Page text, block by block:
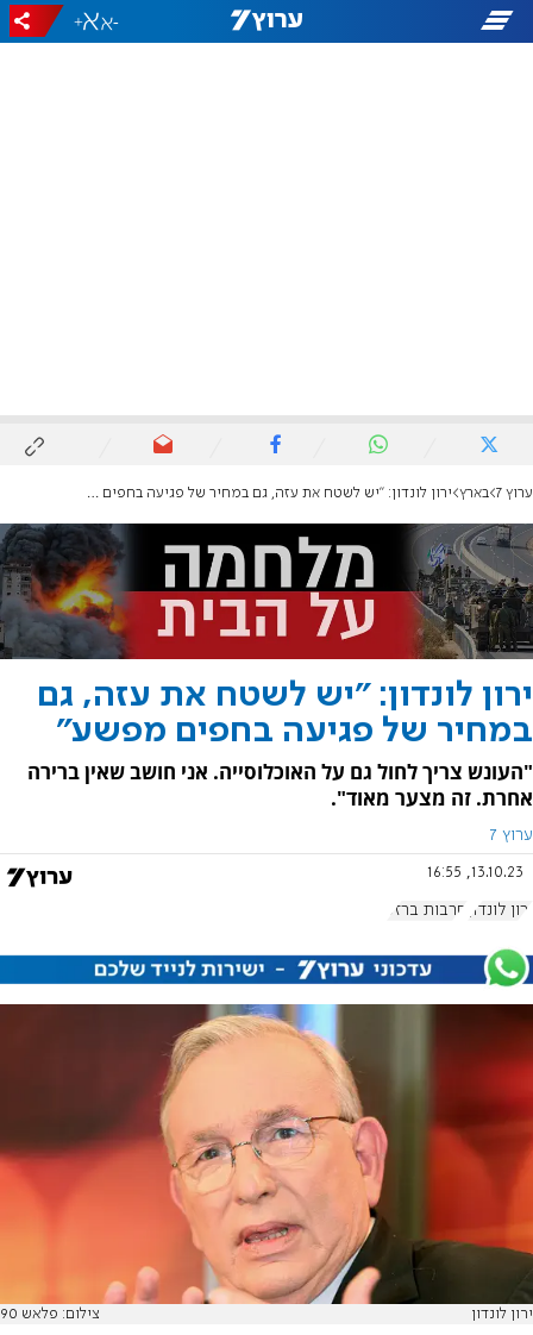
-
+
ערוץ 7 בארץ ירון לונדון: "יש לשטח את עזה, גם במחיר של פגיעה בחפים מפשע"
ירון לונדון: "יש לשטח את עזה, גם
במחיר של פגיעה בחפים מפשע"
"העונש צריך לחול גם על האוכלוסייה. אני חושב שאין ברירה
אחרת. זה מצער מאוד".
ערוץ 7
13.10.23, 16:55
ירון לונדון חרבות ברזל
ירון לונדון צילום: פלאש 90